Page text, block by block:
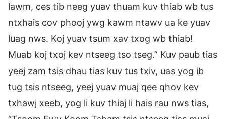
lawm, ces tib neeg yuav thuam kuv thiab wb tus
ntxhais cov phooj ywg kawm ntawv ua ke yuav
luag nws. Koj yuav tsum xav txog wb thiab!
Muab koj txoj kev ntseeg tso tseg.” Kuv paub tias
yeej zam tsis dhau tias kuv tus txiv, uas yog ib
tug tsis ntseeg, yeej yuav muaj qee qhov kev
txhawj xeeb, yog li kuv thiaj li hais rau nws tias,